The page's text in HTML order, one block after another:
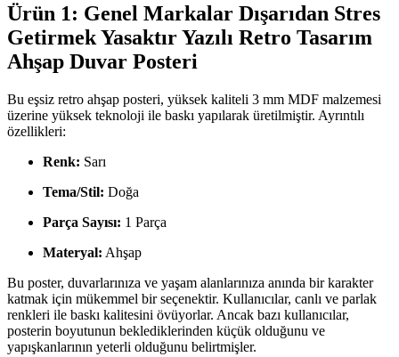
Ürün 1: Genel Markalar Dışarıdan Stres
Getirmek Yasaktır Yazılı Retro Tasarım
Ahşap Duvar Posteri
Bu eşsiz retro ahşap posteri, yüksek kaliteli 3 mm MDF malzemesi
üzerine yüksek teknoloji ile baskı yapılarak üretilmiştir. Ayrıntılı
özellikleri:
Renk: Sarı
Tema/Stil: Doğa
Parça Sayısı: 1 Parça
Materyal: Ahşap
Bu poster, duvarlarınıza ve yaşam alanlarınıza anında bir karakter
katmak için mükemmel bir seçenektir. Kullanıcılar, canlı ve parlak
renkleri ile baskı kalitesini övüyorlar. Ancak bazı kullanıcılar,
posterin boyutunun beklediklerinden küçük olduğunu ve
yapışkanlarının yeterli olduğunu belirtmişler.